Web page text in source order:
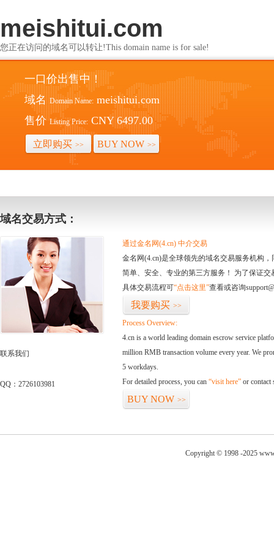
meishitui.com
您正在访问的域名可以转让!This domain name is for sale!
一口价出售中！
域名 Domain Name: meishitui.com
售价 Listing Price: CNY 6497.00
立即购买 >> BUY NOW >>
域名交易方式：
联系我们
QQ：2726103981
通过金名网(4.cn) 中介交易
金名网(4.cn)是全球领先的域名交易服务机构
简单、安全、专业的第三方服务！ 为了保证
具体交易流程可“点击这里”查看或咨询
我要购买 >>
Process Overview:
4.cn is a world leading domain escrow service
million RMB transaction volume every year. We
5 workdays.
For detailed process, you can “visit here” or contact
BUY NOW >>
Copyright © 1998 -2025